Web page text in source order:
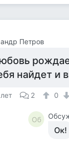
Петров
найдет и
2 0
Об
Ок!